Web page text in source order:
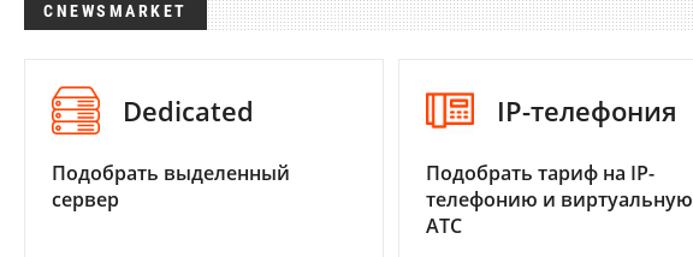
CNEWSMARKET
Dedicated
Подобрать выделенный
сервер
IP-телефония
Подобрать тариф на IP-
телефонию и виртуальную
АТС